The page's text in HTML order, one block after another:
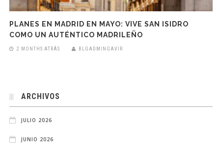
PLANES EN MADRID EN MAYO: VIVE SAN ISIDRO
COMO UN AUTÉNTICO MADRILEÑO
2 MONTHS ATRÁS BLGADMINGAVIR
ARCHIVOS
JULIO 2026
JUNIO 2026